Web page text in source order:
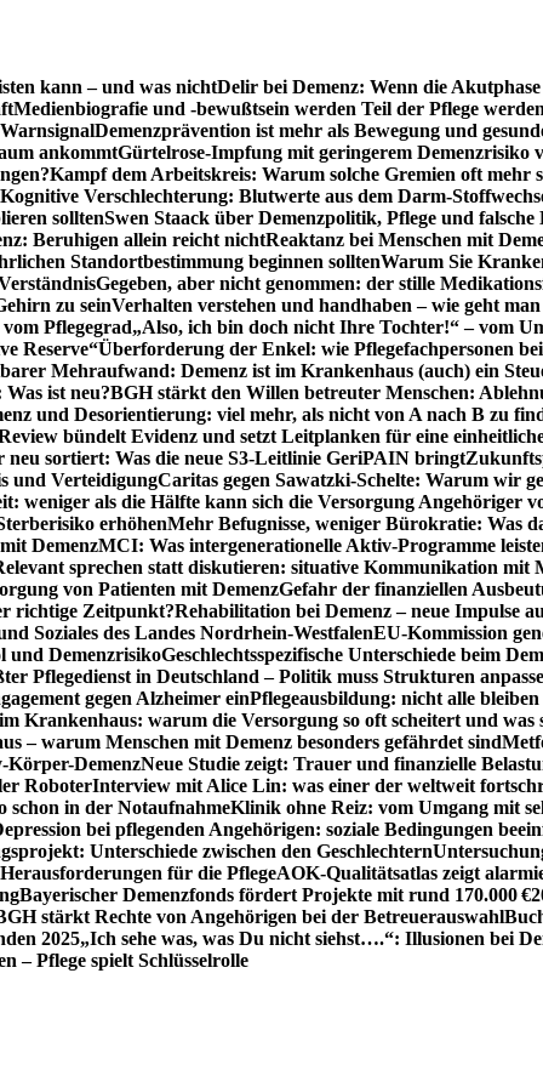
kann – und was nichtDelir bei Demenz: Wenn die
Medienbiografie und -bewußtsein werden Teil der Pflege werden
Demenzprävention ist mehr als Bewegung und
ankommtGürtelrose-Impfung mit geringerem Demenzrisiko
Kampf dem Arbeitskreis: Warum solche Gremien oft mehr
Kognitive Verschlechterung: Blutwerte aus dem Darm-
solltenSwen Staack über Demenzpolitik, Pflege und falsche
Beruhigen allein reicht nichtReaktanz bei Menschen mit
Standortbestimmung beginnen solltenWarum Sie
Gegeben, aber nicht genommen: der stille
zu seinVerhalten verstehen und handhaben – wie geht
Pflegegrad„Also, ich bin doch nicht Ihre Tochter!“ – vom
Reserve“Überforderung der Enkel: wie Pflegefachpersonen
Mehraufwand: Demenz ist im Krankenhaus (auch) ein
ist neu?BGH stärkt den Willen betreuter Menschen:
und Desorientierung: viel mehr, als nicht von A nach B zu
bündelt Evidenz und setzt Leitplanken für eine
neu sortiert: Was die neue S3-Leitlinie GeriPAIN bringt
und VerteidigungCaritas gegen Sawatzki-Schelte: Warum wir
weniger als die Hälfte kann sich die Versorgung Angehöriger
erhöhenMehr Befugnisse, weniger Bürokratie: Was
DemenzMCI: Was intergenerationelle Aktiv-Programme
sprechen statt diskutieren: situative Kommunikation mit
von Patienten mit DemenzGefahr der finanziellen
richtige Zeitpunkt?Rehabilitation bei Demenz – neue Impulse
Soziales des Landes Nordrhein-WestfalenEU-Kommission
und DemenzrisikoGeschlechtsspezifische Unterschiede beim
Pflegedienst in Deutschland – Politik muss Strukturen
gegen Alzheimer einPflegeausbildung: nicht alle bleiben
Krankenhaus: warum die Versorgung so oft scheitert und was
– warum Menschen mit Demenz besonders gefährdet sind
Körper-DemenzNeue Studie zeigt: Trauer und finanzielle
RoboterInterview mit Alice Lin: was einer der weltweit
schon in der NotaufnahmeKlinik ohne Reiz: vom Umgang mit
bei pflegenden Angehörigen: soziale Bedingungen
Unterschiede zwischen den Geschlechtern
für die PflegeAOK-Qualitätsatlas zeigt
Bayerischer Demenzfonds fördert Projekte mit rund 170.000 €
stärkt Rechte von Angehörigen bei der Betreuerauswahl
2025„Ich sehe was, was Du nicht siehst….“: Illusionen bei
– Pflege spielt Schlüsselrolle